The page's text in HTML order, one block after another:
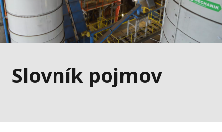
Slovník pojmov